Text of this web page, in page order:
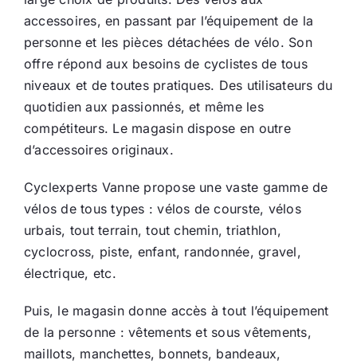
accessoires, en passant par l’équipement de la
personne et les pièces détachées de vélo. Son
offre répond aux besoins de cyclistes de tous
niveaux et de toutes pratiques. Des utilisateurs du
quotidien aux passionnés, et même les
compétiteurs. Le magasin dispose en outre
d’accessoires originaux.
Cyclexperts Vanne propose une vaste gamme de
vélos de tous types : vélos de courste, vélos
urbais, tout terrain, tout chemin, triathlon,
cyclocross, piste, enfant, randonnée, gravel,
électrique, etc.
Puis, le magasin donne accès à tout l’équipement
de la personne : vêtements et sous vêtements,
maillots, manchettes, bonnets, bandeaux,